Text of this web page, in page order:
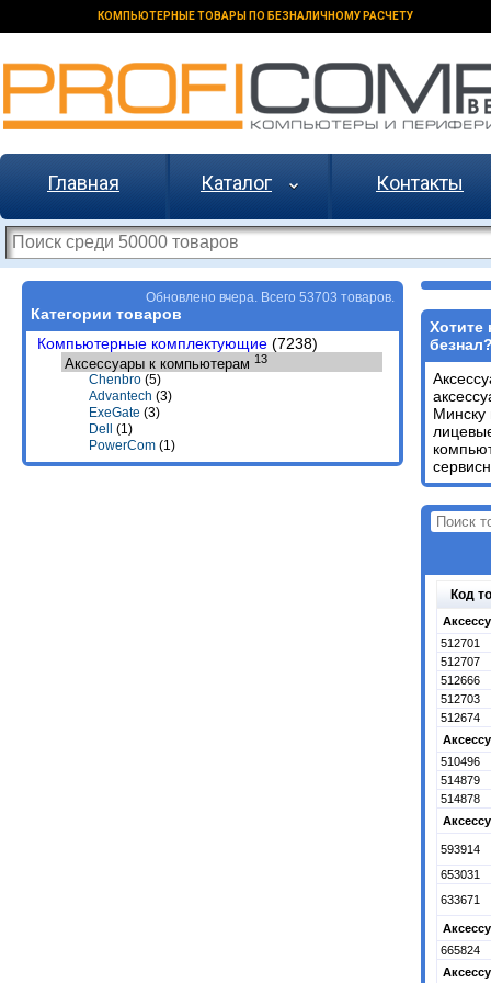
КОМПЬЮТЕРНЫЕ ТОВАРЫ ПО БЕЗНАЛИЧНОМУ РАСЧЕТУ
Главная Каталог Контакты
Обновлено вчера. Всего 53703 товаров.
Категории товаров
Компьютерные комплектующие (7238)
Аксессуары к компьютерам 13
Chenbro (5)
Advantech (3)
ExeGate (3)
Dell
(1)
PowerCom (1)
Хотите
Минску
Код
512701
512707
512666
512703
512674
510496
514879
514878
593914
653031
633671
665824